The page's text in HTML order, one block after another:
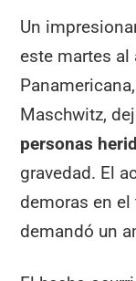
Un
este martes al
Maschwitz,
personas
gravedad. El
demoras en
demandó un